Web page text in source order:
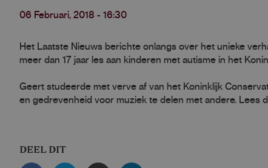
06 Februari, 2018 - 16:30
Het Laatste Nieuws berichte onlangs over het unieke
meer dan 17 jaar les aan kinderen met autisme in het
Geert studeerde met verve af van het Koninklijk
en gedrevenheid voor muziek te delen met andere. Lees
DEEL DIT